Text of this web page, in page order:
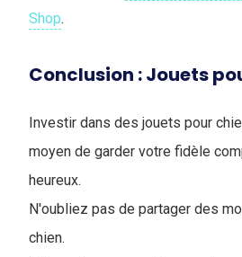
Shop.
Conclusion : Jouets
Investir dans des jouets pour
moyen de garder votre fidèle
heureux.
N'oubliez pas de partager des
chien.